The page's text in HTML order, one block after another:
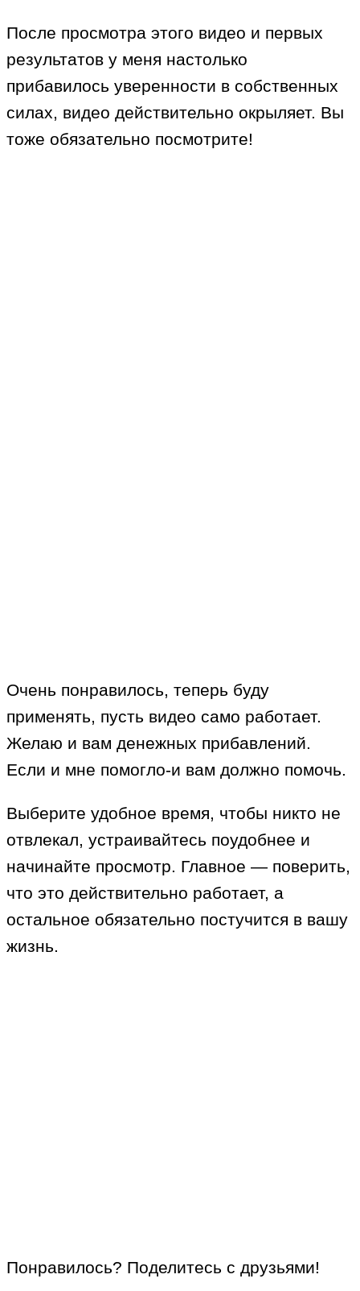
После просмотра этого видео и первых
результатов у меня настолько
прибавилось уверенности в собственных
силах, видео действительно окрыляет. Вы
тоже обязательно посмотрите!
Очень понравилось, теперь буду
применять, пусть видео само работает.
Желаю и вам денежных прибавлений.
Если и мне помогло-и вам должно помочь.
Выберите удобное время, чтобы никто не
отвлекал, устраивайтесь поудобнее и
начинайте просмотр. Главное — поверить,
что это действительно работает, а
остальное обязательно постучится в вашу
жизнь.
Понравилось? Поделитесь с друзьями!